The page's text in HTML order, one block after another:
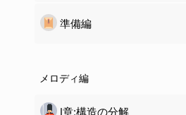
準備編
メロディ編
Ⅰ章:構造の分解